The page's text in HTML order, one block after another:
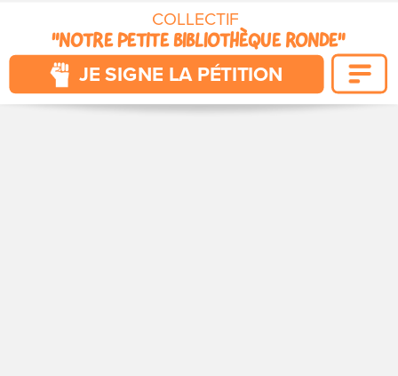
JE SIGNE LA PÉTITION
COLLECTIF
"NOTRE PETITE BIBLIOTHÈQUE RONDE"
POUR QUE VIVENT NOS CITÉS